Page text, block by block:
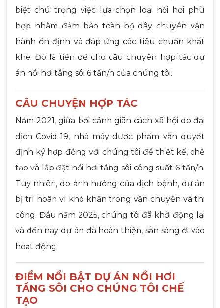
biệt chú trọng việc lựa chọn loại nồi hơi phù
hợp nhằm đảm bảo toàn bộ dây chuyền vận
hành ổn định và đáp ứng các tiêu chuẩn khắt
khe. Đó là tiền đề cho câu chuyên hợp tác dự
án nồi hơi tầng sôi 6 tấn/h của chúng tôi.
CÂU CHUYỆN HỢP TÁC
Năm 2021, giữa bối cảnh giãn cách xã hội do đại
dịch Covid-19, nhà máy dược phẩm vẫn quyết
định ký hợp đồng với chúng tôi để thiết kế, chế
tạo và lắp đặt nồi hơi tầng sôi công suất 6 tấn/h.
Tuy nhiên, do ảnh hưởng của dịch bệnh, dự án
bị trì hoãn vì khó khăn trong vận chuyển và thi
công. Đầu năm 2025, chúng tôi đã khởi động lại
và đến nay dự án đã hoàn thiện, sẵn sàng đi vào
hoạt động.
ĐIỂM NỔI BẬT DỰ ÁN NỒI HƠI
TẦNG SÔI CHO CHÚNG TÔI CHẾ
TẠO